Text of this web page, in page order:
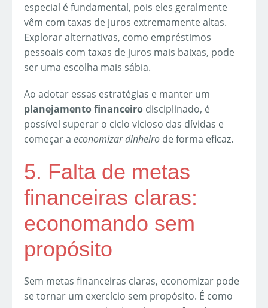
especial é fundamental, pois eles geralmente
vêm com taxas de juros extremamente altas.
Explorar alternativas, como empréstimos
pessoais com taxas de juros mais baixas, pode
ser uma escolha mais sábia.
Ao adotar essas estratégias e manter um
planejamento financeiro disciplinado, é
possível superar o ciclo vicioso das dívidas e
começar a economizar dinheiro de forma eficaz.
5. Falta de metas
financeiras claras:
economando sem
propósito
Sem metas financeiras claras, economizar pode
se tornar um exercício sem propósito. É como